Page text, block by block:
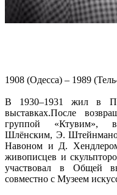
1908 (Одесса) – 1989
В 1930–1931 жил в
выставках.После
группой «Ктувим»,
Шлёнским, Э.
Навоном и Д.
живописцев и
участвовал в Общей
совместно с Музеем